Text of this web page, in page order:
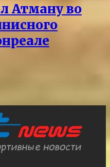
Атману во